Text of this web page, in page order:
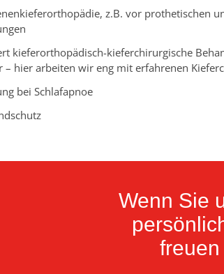
z.B. vor prothetischen
kieferorthopädisch-kieferchirurgische
– hier arbeiten wir eng mit erfahrenen
bei Schlafapnoe
Wenn Sie